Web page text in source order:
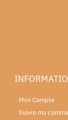
Mon Compte
Suivre ma